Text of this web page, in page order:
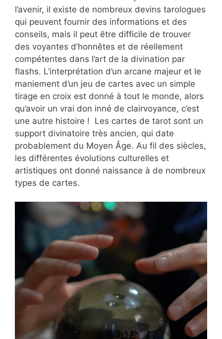
l’avenir, il existe de nombreux devins tarologues
qui peuvent fournir des informations et des
conseils, mais il peut être difficile de trouver
des voyantes d’honnêtes et de réellement
compétentes dans l’art de la divination par
flashs. L’interprétation d’un arcane majeur et le
maniement d’un jeu de cartes avec un simple
tirage en croix est donné à tout le monde, alors
qu’avoir un vrai don inné de clairvoyance, c’est
une autre histoire ! Les cartes de tarot sont un
support divinatoire très ancien, qui date
probablement du Moyen Âge. Au fil des siècles,
les différentes évolutions culturelles et
artistiques ont donné naissance à de nombreux
types de cartes.